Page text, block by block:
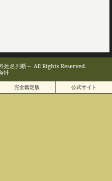
姓名判断～ All Rights Reserved.
社
完全鑑定版 公式サイト